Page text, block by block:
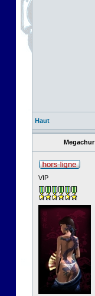
Haut
Megachur
VIP